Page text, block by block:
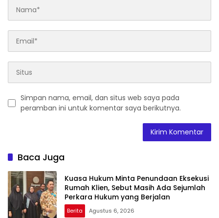
Simpan nama, email, dan situs web saya pada
peramban ini untuk komentar saya berikutnya.
Baca Juga
Kuasa Hukum Minta Penundaan Eksekusi
Rumah Klien, Sebut Masih Ada Sejumlah
Perkara Hukum yang Berjalan
Berita Agustus 6, 2026